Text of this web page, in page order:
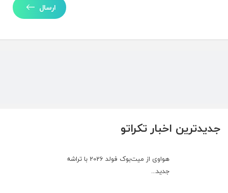
جدیدترین اخبار تکراتو
هواوی از میت‌بوک فولد 2026 با تراشه
جدید...
ارسال